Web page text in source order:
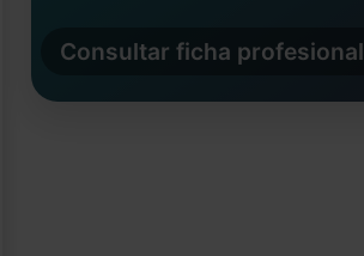
Consultar ficha profesional